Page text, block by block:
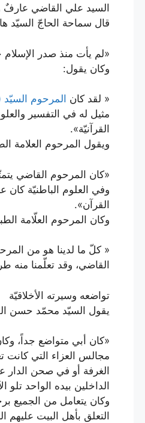
السيد علي القاضي عارفٌ
قال سماحة الحاجّ السيّد
«لم يأت منذ صدر
وكان يقول:
« لقد كان المرحوم
مثيل له في التفسير
القرآنيّة».
ويقول المرحوم العلامة
«كان المرحوم القاضي
وفي العلوم الباطنيّة كان
القرآن».
وكان المرحوم العلّامة
« كلّ ما لدينا هو من
القاضي، وقد تعلّمنا منه
تواضعه وسيرته الأخلاقيّة
يقول السيّد محمّد حسن
«كان أبي متواضع جداً،
مجالس العزاء التي
الغرفة أو في صحن
الداخلين بيده الواحد تلو
وكان يتعامل من الجميع
التعلق بأهل البيت عليهم